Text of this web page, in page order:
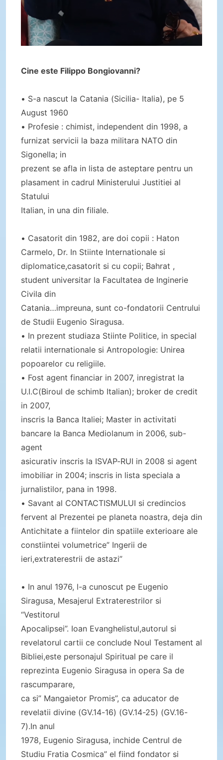
Cine este Filippo Bongiovanni?
• S-a nascut la Catania (Sicilia- Italia), pe 5
August 1960
• Profesie : chimist, independent din 1998, a
furnizat servicii la baza militara NATO din
Sigonella; in
prezent se afla in lista de asteptare pentru un
plasament in cadrul Ministerului Justitiei al
Statului
Italian, in una din filiale.
• Casatorit din 1982, are doi copii : Haton
Carmelo, Dr. In Stiinte Internationale si
diplomatice,casatorit si cu copii; Bahrat ,
student universitar la Facultatea de Inginerie
Civila din
Catania…impreuna, sunt co-fondatorii Centrului
de Studii Eugenio Siragusa.
• In prezent studiaza Stiinte Politice, in special
relatii internationale si Antropologie: Unirea
popoarelor cu religiile.
• Fost agent financiar in 2007, inregistrat la
U.I.C(Biroul de schimb Italian); broker de credit
in 2007,
inscris la Banca Italiei; Master in activitati
bancare la Banca Mediolanum in 2006, sub-
agent
asicurativ inscris la ISVAP-RUI in 2008 si agent
imobiliar in 2004; inscris in lista speciala a
jurnalistilor, pana in 1998.
• Savant al CONTACTISMULUI si credincios
fervent al Prezentei pe planeta noastra, deja din
Antichitate a fiintelor din spatiile exterioare ale
constiintei volumetrice” Ingerii de
ieri,extraterestrii de astazi”
• In anul 1976, l-a cunoscut pe Eugenio
Siragusa, Mesajerul Extraterestrilor si
“Vestitorul
Apocalipsei”. Ioan Evanghelistul,autorul si
revelatorul cartii ce conclude Noul Testament al
Bibliei,este personajul Spiritual pe care il
reprezinta Eugenio Siragusa in opera Sa de
rascumparare,
ca si” Mangaietor Promis”, ca aducator de
revelatii divine (GV.14-16) (GV.14-25) (GV.16-
7).In anul
1978, Eugenio Siragusa, inchide Centrul de
Studiu Fratia Cosmica” el fiind fondator si